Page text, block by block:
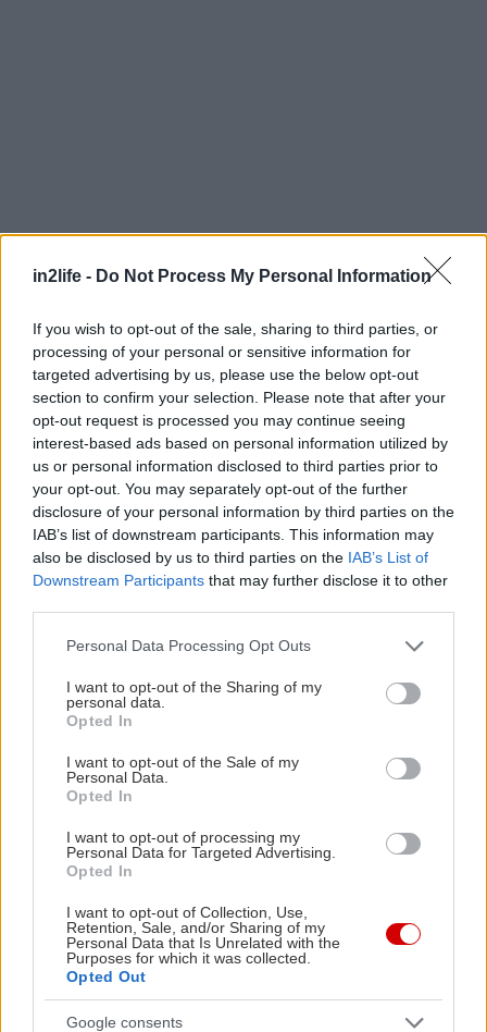
in2life - Do Not Process My Personal Information
If you wish to opt-out of the sale, sharing to third parties, or
processing of your personal or sensitive information for
targeted advertising by us, please use the below opt-out
section to confirm your selection. Please note that after your
opt-out request is processed you may continue seeing
interest-based ads based on personal information utilized by
us or personal information disclosed to third parties prior to
your opt-out. You may separately opt-out of the further
disclosure of your personal information by third parties on the
IAB’s list of downstream participants. This information may
also be disclosed by us to third parties on the IAB’s List of
Downstream Participants that may further disclose it to other
Please note that this website/app uses one or more Google
not limited to your visit or usage behaviour. You may click to
grant or deny consent to Google and its third-party tags to
use your data for below specified purposes in below Google
consent section.
Personal Data Processing Opt Outs
I want to opt-out of the Sharing of my
personal data.
Opted In
I want to opt-out of the Sale of my
Personal Data.
Opted In
I want to opt-out of processing my
Personal Data for Targeted Advertising.
Opted In
I want to opt-out of Collection, Use,
Retention, Sale, and/or Sharing of my
Personal Data that Is Unrelated with the
Purposes for which it was collected.
Opted Out
Google consents
in2life team
Γεννήθηκε τον Νοέμβριο του 2005, βρήκε τον δρόμο της